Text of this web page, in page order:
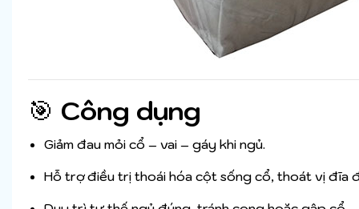
🎯 Công dụng
Giảm đau mỏi cổ – vai – gáy khi ngủ.
Hỗ trợ điều trị thoái hóa cột sống cổ, thoát vị đĩa